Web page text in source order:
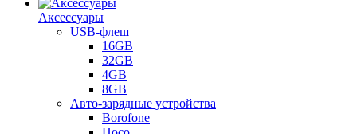
Аксессуары
USB-флеш
16GB
32GB
4GB
8GB
Авто-зарядные устройства
Borofone